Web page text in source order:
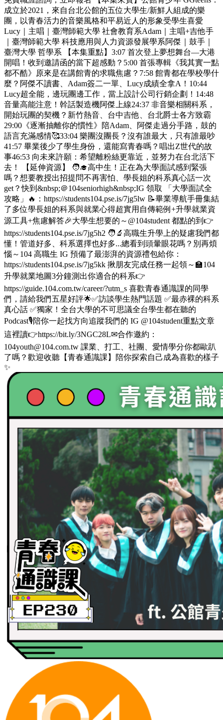
成立於2021，來自台北公館的五位大學生/新鮮人組成的樂
團，以青春活力的音樂風格和平易近人的形象受學生喜愛
Lucy｜主唱｜臺灣師範大學 社會教育系Adam｜主唱+吉他手
｜臺灣師範大學 科技應用與人力資源發展學系阿傑｜鼓手｜
臺灣大學 哲學系 【本集重點】3:07 首次登上夢想舞台—大港
開唱！收到邀請函的當下超感動？5:00 首張專輯《我其實一點
都不酷》原來是在講館青的求職焦慮？7:58 館青都在學校學什
麼？阿傑不讀書、Adam簽二一單、Lucy成績全拿A！10:44
Lucy超全能，邊玩團邊工作，當上設計公司行銷企劃！14:48
音量高能注意！幹話製造機阿傑上線24:37 非音樂相關科系，
開始玩團的契機？新竹熱音、台中吉他、台北爵士各方致霸
29:00《逐漸抽離你的慣性》陪Adam、阿傑走過分手路，鼓的
語言充滿感情🥰33:04 樂團沒團長？沒有誰最大，只有誰最吵
41:57 畢業後少了學生身份，還能寫青春嗎？唱出Z世代的故
事46:53 向未來許願：希望離粉絲更靠近，並努力在台北活下
去！ 【延伸資源】 🧑‍🎓高中生！正在為大學面試感到緊張
嗎？想要教授出招提問不再害怕、學長姐的科系真心話一次
get？快到&nbsp;＠104seniorhigh&nbsp;IG 領取 「大學面試全
攻略」🔥：https://students104.pse.is/7jg5lw 📝畢業導航手冊集結
了多位學長姐的科系與就業心得超實用自傳範例+升學就業資
源工具+焦慮解答🎉大學生想要的～@104student 都點的到👉
https://students104.pse.is/7jg5h2 🧑‍🔬高職生升學上的疑慮我們都
懂！管道好多、科系選擇也好多...總看到頭暈眼花嗎？別再煩
惱～104 高職生 IG 預備了最澎湃的資源禮包給你：
https://students104.pse.is/7jg5kk 揪朋友完成任務一起領～🏫104
升學就業地圖3分鐘測出你適合的科系👉
https://guide.104.com.tw/career/?utm_s 喜歡青春通識課的同學
們，請給我們五星好評🌟✅訪談學生熱門話題 ✅最赤裸的科系
真心話 ✅獨家！全台大學的不可思議全台學生都在聽的
Podcast🎙️陪你一起找方向追蹤我們的 IG @104student重點文章
這裡讀👉https://bit.ly/3NGC28L✉合作邀約：
104youth@104.com.tw 課業、打工、社團、愛情學分你都歐趴
了嗎？歡迎收聽【青春通識課】陪你探索自己成為喜歡的樣子
✨